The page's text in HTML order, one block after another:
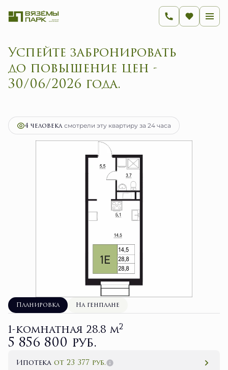
Успейте забронировать
до повышение цен -
30/06/2026 года.
1-комнатная28.8 м2
4 человекaсмотрели эту квартиру за 24 часа
Планировка На генплане
1-комнатная 28.8 м2
5 856 800 руб.
Ипотека от 23 377 руб.